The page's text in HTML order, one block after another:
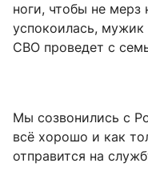
ноги, чтобы не
успокоилась, мужик
СВО проведет с
Мы созвонились с
всё хорошо и как
отправится на